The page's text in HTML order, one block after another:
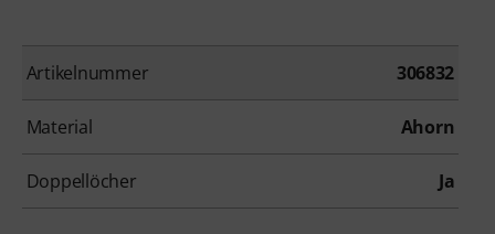
Artikelnummer 306832
Material Ahorn
Doppellöcher Ja